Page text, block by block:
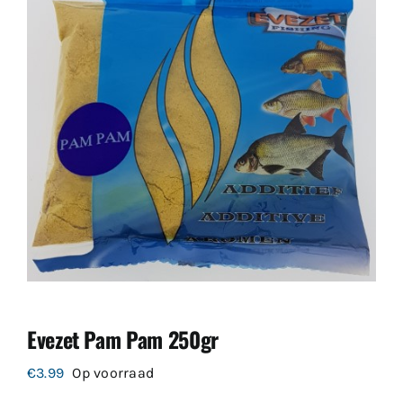
Evezet Pam Pam 250gr
€3.99 Op voorraad